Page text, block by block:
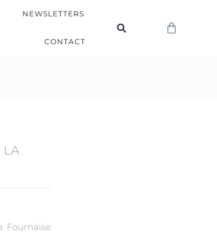
NEWSLETTERS
CONTACT
LA
Fournaise